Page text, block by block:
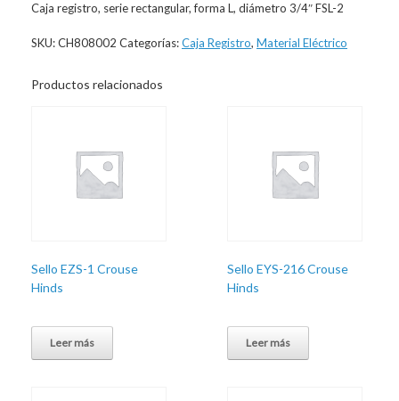
Caja registro, serie rectangular, forma L, diámetro 3/4″ FSL-2
SKU:CH808002 Categorías:Caja Registro, Material Eléctrico
Productos relacionados
Sello EZS-1 Crouse
Hinds
Leer más
Sello EYS-216 Crouse
Hinds
Leer más